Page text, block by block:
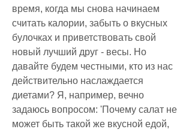
время, когда мы снова начинаем
считать калории, забыть о вкусных
булочках и приветствовать свой
новый лучший друг - весы. Но
давайте будем честными, кто из нас
действительно наслаждается
диетами? Я, например, вечно
задаюсь вопросом: 'Почему салат не
может быть такой же вкусной едой,